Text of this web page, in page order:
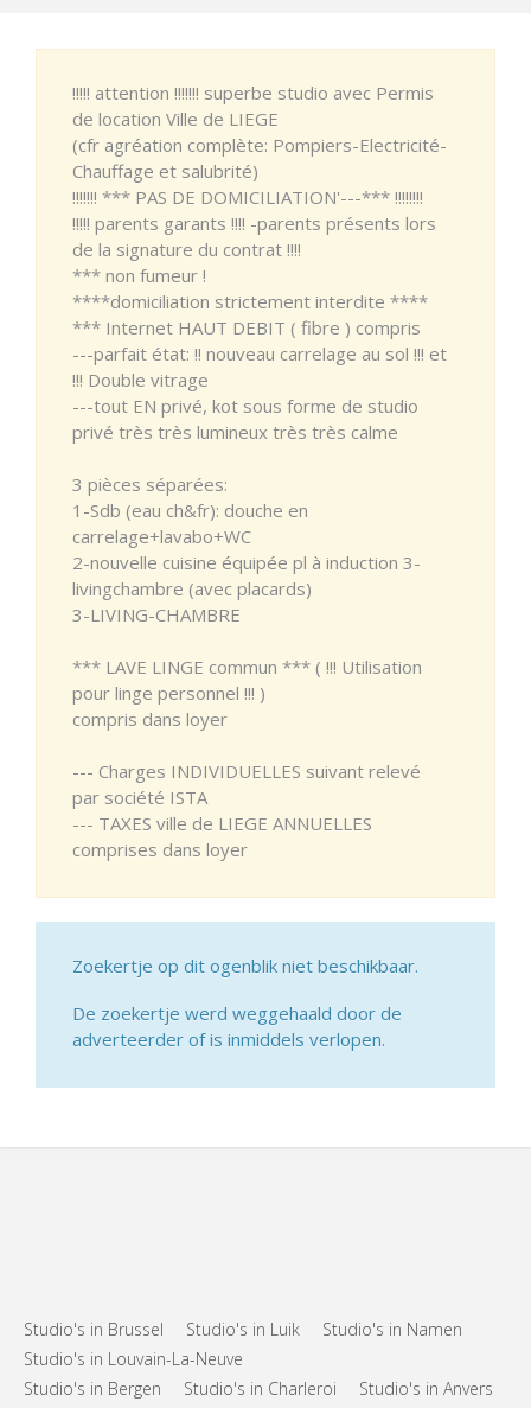
!!!!! attention !!!!!!! superbe studio avec Permis
de location Ville de LIEGE
(cfr agréation complète: Pompiers-Electricité-
Chauffage et salubrité)
!!!!!!! *** PAS DE DOMICILIATION'---*** !!!!!!!!
!!!!! parents garants !!!! -parents présents lors
de la signature du contrat !!!!
*** non fumeur !
****domiciliation strictement interdite ****
*** Internet HAUT DEBIT ( fibre ) compris
---parfait état: !! nouveau carrelage au sol !!! et
!!! Double vitrage
---tout EN privé, kot sous forme de studio
privé très très lumineux très très calme
3 pièces séparées:
1-Sdb (eau ch&fr): douche en
carrelage+lavabo+WC
2-nouvelle cuisine équipée pl à induction 3-
livingchambre (avec placards)
3-LIVING-CHAMBRE
*** LAVE LINGE commun *** ( !!! Utilisation
pour linge personnel !!! )
compris dans loyer
--- Charges INDIVIDUELLES suivant relevé
par société ISTA
--- TAXES ville de LIEGE ANNUELLES
comprises dans loyer
Zoekertje op dit ogenblik niet beschikbaar.
De zoekertje werd weggehaald door de
adverteerder of is inmiddels verlopen.
Studio's in Brussel Studio's in Luik
Studio's in Namen
Studio's in Louvain-La-Neuve
Studio's in Bergen
Studio's in Charleroi
Studio's in Anvers